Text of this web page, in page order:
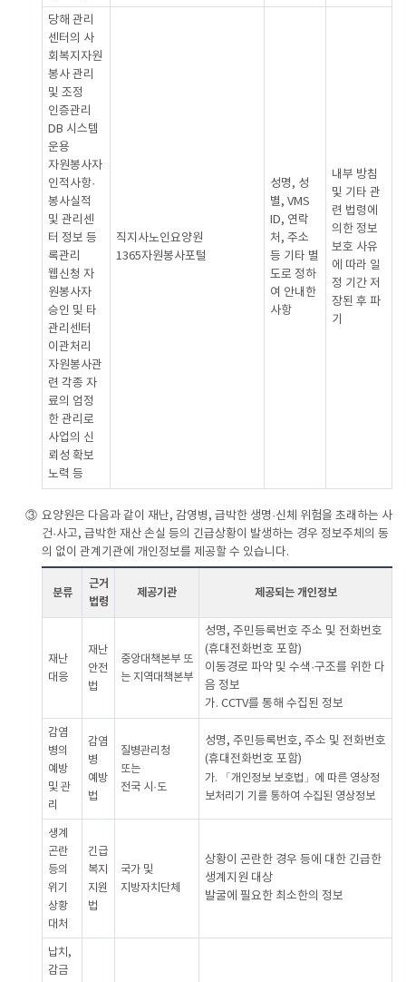
당해 관리
센터의 사
회복지자원
봉사 관리
및 조정
인증관리
DB 시스템
운용
자원봉사자
인적사항·
봉사실적
및 관리센
터 정보 등
록관리
웹신청 자
원봉사자
승인 및 타
관리센터
이관처리
자원봉사관
련 각종 자
료의 엄정
한 관리로
사업의 신
뢰성 확보
노력 등
직지사노인요양원
1365자원봉사포털
성명, 성
별, VMS
ID, 연락
처, 주소
등 기타 별
도로 정하
여 안내한
사항
내부 방침
및 기타 관
련 법령에
의한 정보
보호 사유
에 따라 일
정 기간 저
장된 후 파
기
③ 요양원은 다음과 같이 재난, 감영병, 급박한 생명·신체 위험을 초래하는 사
건·사고, 급박한 재산 손실 등의 긴급상황이 발생하는 경우 정보주체의 동
의 없이 관계기관에 개인정보를 제공할 수 있습니다.
분류
근거
법령
제공기관 제공되는 개인정보
재난
대응
재난
안전
법
중앙대책본부 또
는 지역대책본부
성명, 주민등록번호 주소 및 전화번호
(휴대전화번호 포함)
이동경로 파악 및 수색·구조를 위한 다
음 정보
가. CCTV를 통해 수집된 정보
감염
병의
예방
및 관
리
감염
병
예방
법
질병관리청
또는
전국 시·도
성명, 주민등록번호, 주소 및 전화번호
(휴대전화번호 포함)
가. 「개인정보 보호법」에 따른 영상정
보처리기 기를 통하여 수집된 영상정보
생계
곤란
등의
위기
상황
대처
긴급
복지
지원
법
국가 및
지방자치단체
상황이 곤란한 경우 등에 대한 긴급한
생계지원 대상
발굴에 필요한 최소한의 정보
납치,
감금